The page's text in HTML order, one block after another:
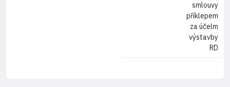
smlouvy
příklepem
za účelm
výstavby
RD